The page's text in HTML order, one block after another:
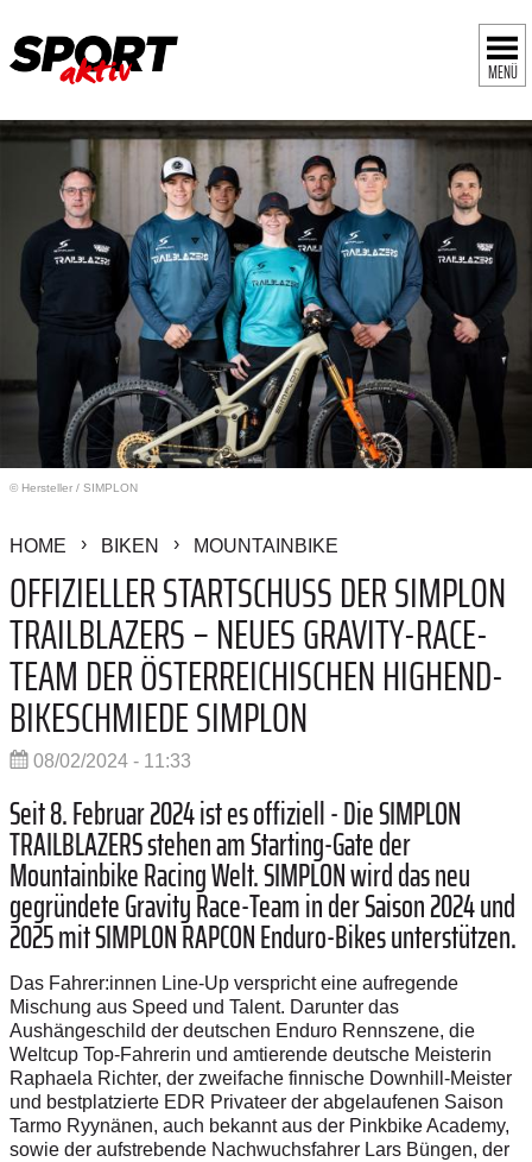
MENÜ
© Hersteller / SIMPLON
HOME BIKEN MOUNTAINBIKE
OFFIZIELLER STARTSCHUSS DER SIMPLON
TRAILBLAZERS – NEUES GRAVITY-RACE-
TEAM DER ÖSTERREICHISCHEN HIGHEND-
BIKESCHMIEDE SIMPLON
08/02/2024 - 11:33
Seit 8. Februar 2024 ist es offiziell - Die SIMPLON
TRAILBLAZERS stehen am Starting-Gate der
Mountainbike Racing Welt. SIMPLON wird das neu
gegründete Gravity Race-Team in der Saison 2024 und
2025 mit SIMPLON RAPCON Enduro-Bikes unterstützen.
Das Fahrer:innen Line-Up verspricht eine aufregende
Mischung aus Speed und Talent. Darunter das
Aushängeschild der deutschen Enduro Rennszene, die
Weltcup Top-Fahrerin und amtierende deutsche Meisterin
Raphaela Richter, der zweifache finnische Downhill-Meister
und bestplatzierte EDR Privateer der abgelaufenen Saison
Tarmo Ryynänen, auch bekannt aus der Pinkbike Academy,
sowie der aufstrebende Nachwuchsfahrer Lars Büngen, der